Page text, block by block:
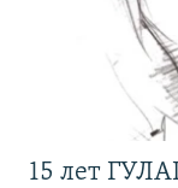
15 лет